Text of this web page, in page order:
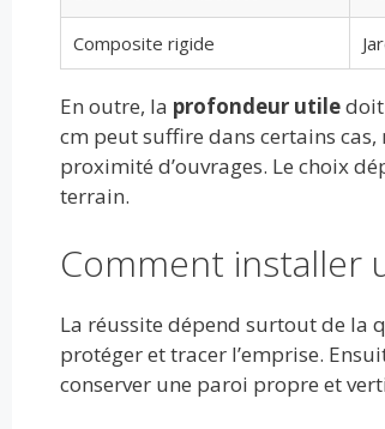
Composite rigide
En outre, la profondeur utiledoit
cm peut suffire dans certains
proximité d’ouvrages. Le choix
terrain.
Comment installer
La réussite dépend surtout de la
protéger et tracer l’emprise.
conserver une paroi propre et